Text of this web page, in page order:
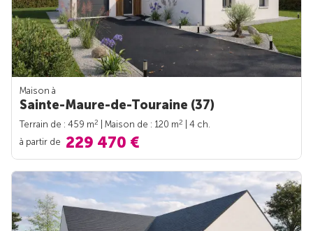
Maison à
Sainte-Maure-de-Touraine (37)
Terrain de : 459 m2 | Maison de : 120 m2
| 4 ch.
à partir de 229 470 €